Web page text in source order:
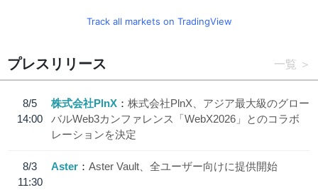
Track all markets on TradingView
プレスリリース 一覧
8/5
14:00
株式会社PlnX
株式会社PlnX、アジア最大級のグロー
バルWeb3カンファレンス「WebX2026」とのコラボ
レーションを決定
8/3
11:30
Aster Aster Vault、全ユーザー向けに提供開始